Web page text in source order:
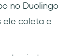
no Duolingo
ele coleta e